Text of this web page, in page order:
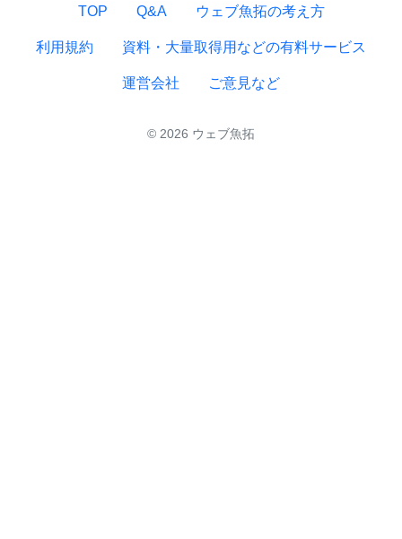
TOP Q&A ウェブ魚拓の考え方
利用規約 資料・大量取得用などの有料サービス
運営会社 ご意見など
© 2026 ウェブ魚拓